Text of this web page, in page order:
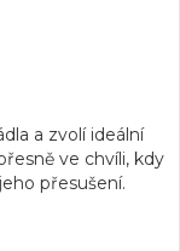
a zvolí ideální
ve chvíli, kdy
přesušení.